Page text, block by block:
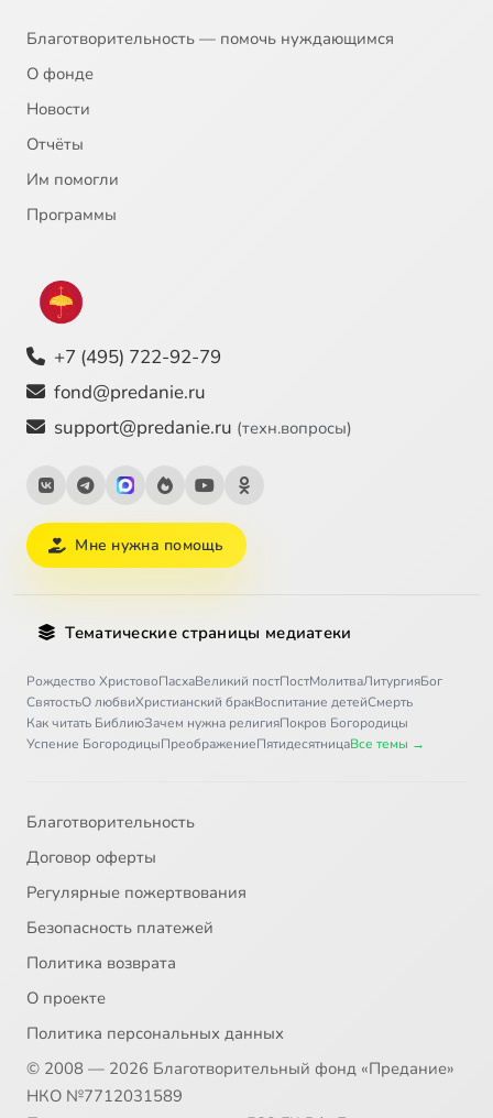
21
22
27 Преподавание ОПК
28 Ответы на вопросы
29 Православное воспитание в семье
Библия
32 Церковные службы
История христианства
35 Материальные ценности
36 Здоровье человека
38 Православные СМИ
Благотворительность — помочь нуждающимся
О фонде
Новости
Отчёты
Им помогли
Программы
+7 (495) 722-92-79
fond@predanie.ru
support@predanie.ru (техн.вопросы)
Мне нужна помощь
Тематические страницы медиатеки
Рождество ХристовоПасхаВеликий постПостМолитваЛитургияБог
СвятостьО любвиХристианский бракВоспитание детейСмерть
Как читать БиблиюЗачем нужна религияПокров Богородицы
Успение БогородицыПреображениеПятидесятницаВсе темы →
Благотворительность
Договор оферты
Регулярные пожертвования
Безопасность платежей
Политика возврата
О проекте
Политика персональных данных
© 2008 — 2026 Благотворительный фонд «Предание»
НКО №7712031589